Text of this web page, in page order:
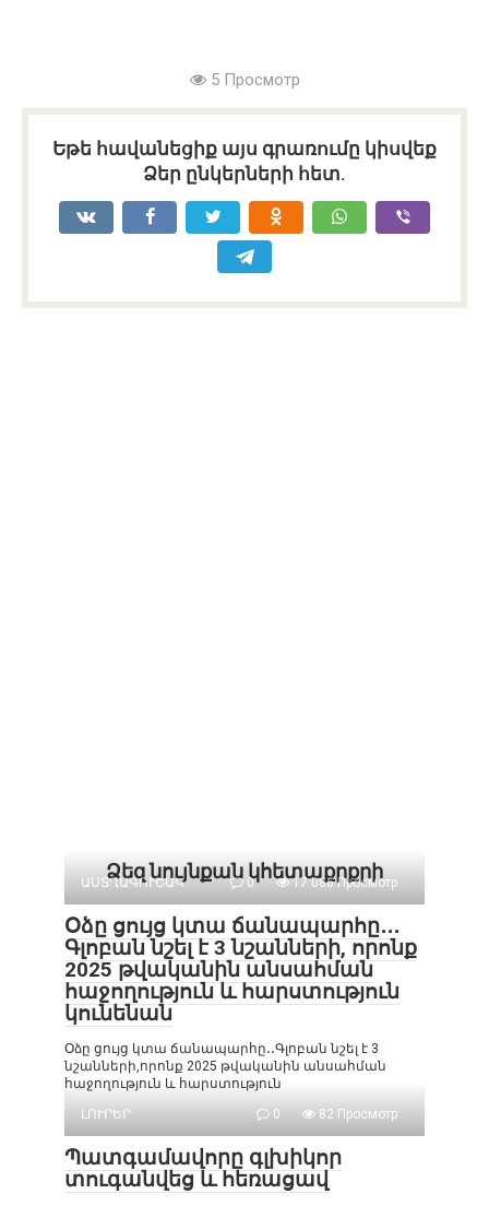
5 Просмотр
Եթե հավանեցիք այս գրառումը կիսվեք
Ձեր ընկերների հետ.
Ձեզ նույնքան կհետաքրքրի
ԱՍՏՂԱԳՈՒՇԱԿ 0 17 086 Просмотр
Օձը ցույց կտա ճանապարհը․․․
Գլոբան նշել է 3 նշանների, որոնք
2025 թվականին անսահման
հաջողություն և հարստություն
կունենան
Օձը ցույց կտա ճանապարհը․․Գլոբան նշել է 3
նշանների,որոնք 2025 թվականին անսահման
հաջողություն և հարստություն
ԼՈՒՐԵՐ
0 82 Просмотр
Պատգամավորը գլխիկոր
տուգանվեց և հեռացավ